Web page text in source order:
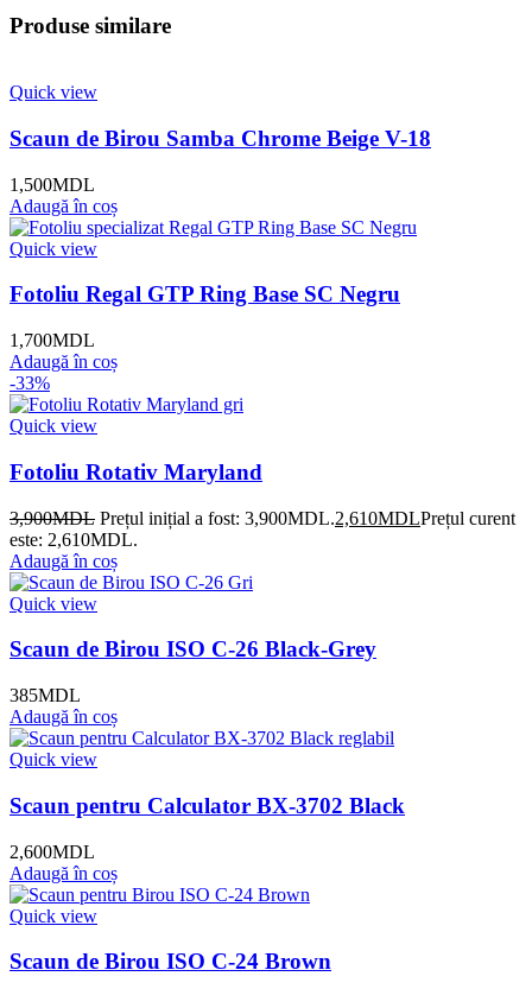
Produse similare
Quick view
Scaun de Birou Samba Chrome Beige V-18
1,500MDL
Adaugă în coș
Quick view
Fotoliu Regal GTP Ring Base SC Negru
1,700MDL
Adaugă în coș
-33%
Quick view
Fotoliu Rotativ Maryland
3,900MDL Prețul inițial a fost: 3,900MDL.2,610MDLPrețul curent
este: 2,610MDL.
Adaugă în coș
Quick view
Scaun de Birou ISO C-26 Black-Grey
385MDL
Adaugă în coș
Quick view
Scaun pentru Calculator BX-3702 Black
2,600MDL
Adaugă în coș
Quick view
Scaun de Birou ISO C-24 Brown